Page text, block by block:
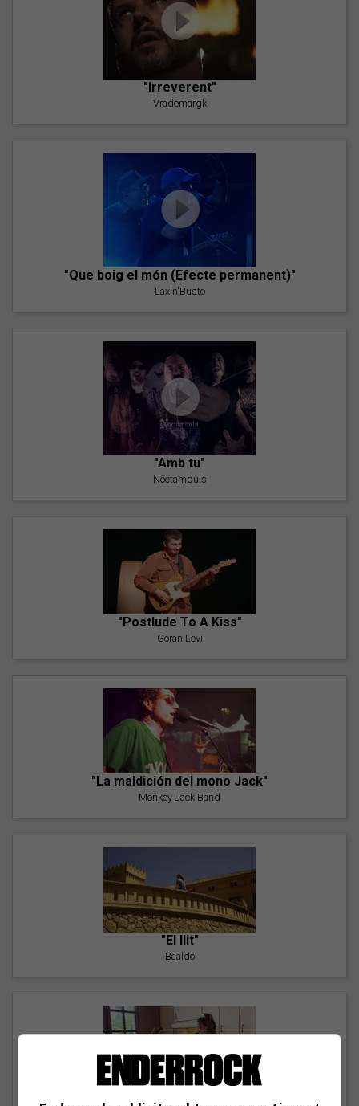
"Irreverent"
Vrademargk
"Que boig el món (Efecte permanent)"
Lax'n'Busto
"Amb tu"
Nöctambuls
"Postlude To A Kiss"
Goran Levi
"La maldición del mono Jack"
Monkey Jack Band
"El llit"
Baaldo